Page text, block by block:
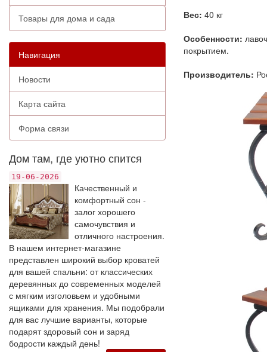
Товары для дома и сада
Навигация
Новости
Карта сайта
Форма связи
Дом там, где уютно спится
19-06-2026
Качественный и
комфортный сон -
залог хорошего
самочувствия и
отличного настроения.
В нашем интернет-магазине
представлен широкий выбор кроватей
для вашей спальни: от классических
деревянных до современных моделей
с мягким изголовьем и удобными
ящиками для хранения. Мы подобрали
для вас лучшие варианты, которые
подарят здоровый сон и заряд
бодрости каждый день!
Вес: 40 кг
Особенности:
покрытием.
Производитель: